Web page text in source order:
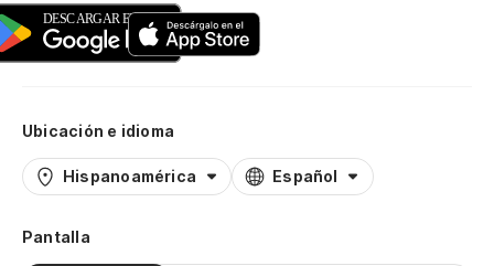
Ubicación e idioma
Hispanoamérica Español
Pantalla